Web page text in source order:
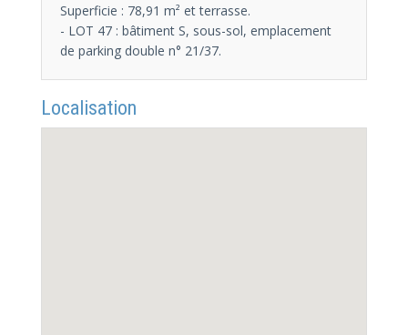
Superficie : 78,91 m² et terrasse.
- LOT 47 : bâtiment S, sous-sol, emplacement
de parking double n° 21/37.
Localisation